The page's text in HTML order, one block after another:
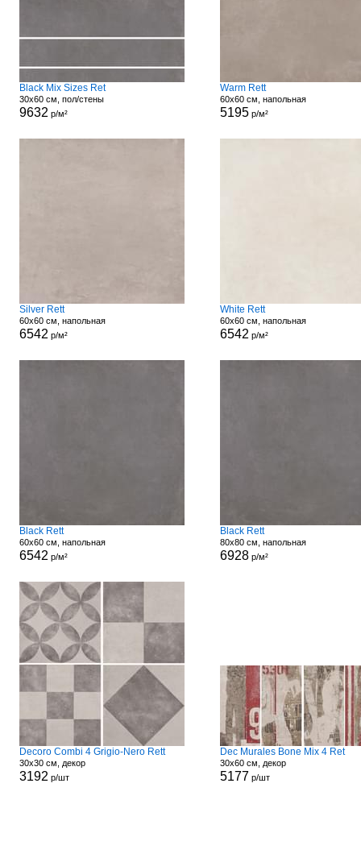
Black Mix Sizes Ret
30x60 см, пол/стены
9632 р/м²
Warm Rett
60x60 см, напольная
5195р/м²
Silver Rett
60x60 см, напольная
6542 р/м²
White Rett
60x60 см, напольная
6542 р/м²
Black Rett
60x60 см, напольная
6542 р/м²
Black Rett
80x80 см, напольная
6928р/м²
Decoro Combi 4 Grigio-Nero Rett
30x30 см, декор
3192 р/шт
Dec Murales Bone Mix 4 Ret
30x60 см, декор
5177 р/шт